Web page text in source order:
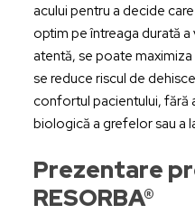
acului pentru a decide
optim pe întreaga durată
atentă, se poate
se reduce riscul de
confortul pacientului, fără
biologică a grefelor sau a
Prezentare
RESORBA®